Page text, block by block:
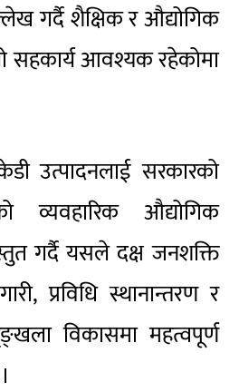
गर्दै शैक्षिक र औद्योगिक
सहकार्य आवश्यक रहेकोमा
उत्पादनलाई सरकारको
व्यवहारिक औद्योगिक
गर्दै यसले दक्ष जनशक्ति
प्रविधि स्थानान्तरण र
विकासमा महत्वपूर्ण